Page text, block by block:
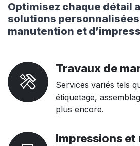
Optimisez chaque détail
solutions
manutention et
Travaux de
Services variés tels
étiquetage,
plus encore.
Impressions et